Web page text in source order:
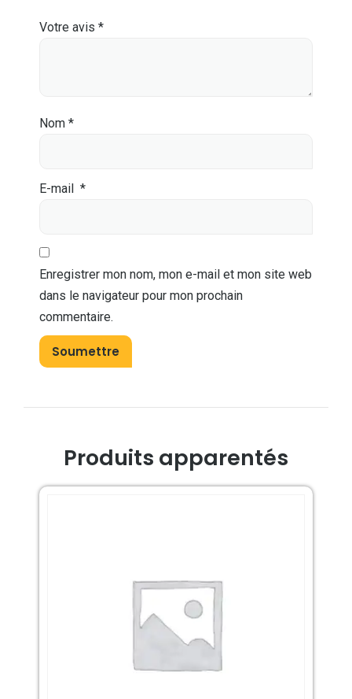
Votre avis *
Nom *
E-mail *
Enregistrer mon nom, mon e-mail et mon site web
dans le navigateur pour mon prochain
commentaire.
Produits apparentés